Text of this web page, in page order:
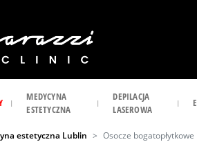
MEDYCYNA
ESTETYCZNA
DEPILACJA
LASEROWA
estetyczna Lublin Osocze